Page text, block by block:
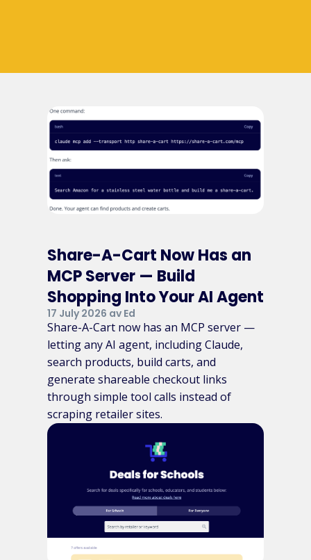
Share-A-Cart Now Has an
MCP Server — Build
Shopping Into Your AI Agent
17 July 2026 av Ed
Share-A-Cart now has an MCP server —
letting any AI agent, including Claude,
search products, build carts, and
generate shareable checkout links
through simple tool calls instead of
scraping retailer sites.